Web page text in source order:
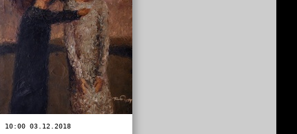
10:00 03.12.2018